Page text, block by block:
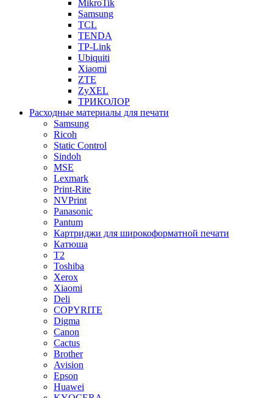
MikroTik
Samsung
TCL
TENDA
TP-Link
Ubiquiti
Xiaomi
ZTE
ZyXEL
ТРИКОЛОР
Расходные материалы для печати
Samsung
Ricoh
Static Control
Sindoh
MSE
Lexmark
Print-Rite
NVPrint
Panasonic
Pantum
Картриджи для широкоформатной печати
Катюша
T2
Toshiba
Xerox
Xiaomi
Deli
COPYRITE
Digma
Canon
Cactus
Brother
Avision
Epson
Huawei